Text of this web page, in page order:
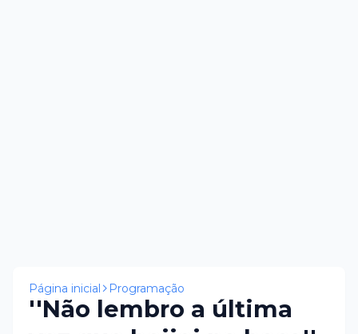
Página inicial Programação
''Não lembro a última